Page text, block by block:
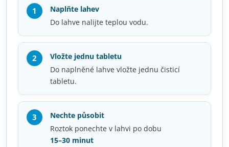
Naplňte lahev
Do lahve nalijte teplou vodu.
Vložte jednu tabletu
Do naplněné lahve vložte jednu čisticí
tabletu.
Nechte působit
Roztok ponechte v lahvi po dobu
15–30 minut